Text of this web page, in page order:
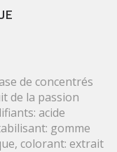
de concentrés
de la passion
acide
gomme
colorant: extrait